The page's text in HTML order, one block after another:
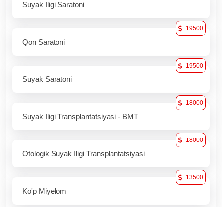
Suyak Iligi Saratoni
Qon Saratoni
19500
Suyak Saratoni
19500
Suyak Iligi Transplantatsiyasi - BMT
18000
Otologik Suyak Iligi Transplantatsiyasi
18000
Ko'p Miyelom
13500